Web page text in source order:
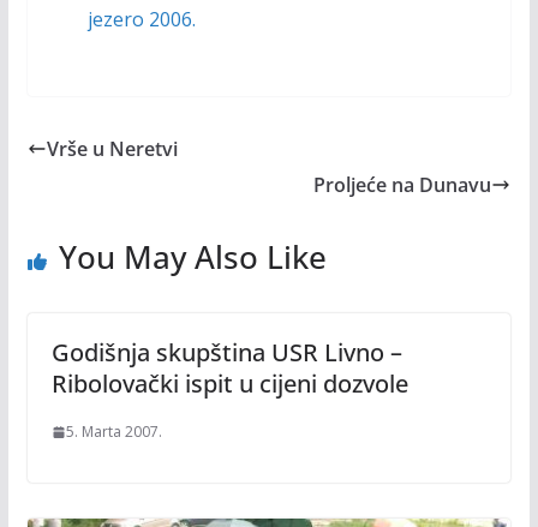
jezero 2006.
Vrše u Neretvi
Proljeće na Dunavu
You May Also Like
Godišnja skupština USR Livno –
Ribolovački ispit u cijeni dozvole
5. Marta 2007.